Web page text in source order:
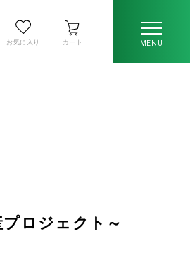
お気に入り カート MENU
ロジェクト～